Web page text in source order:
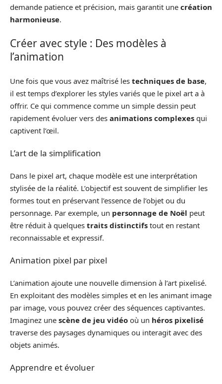
demande patience et précision, mais garantit une création
harmonieuse.
Créer avec style : Des modèles à
l’animation
Une fois que vous avez maîtrisé les techniques de base,
il est temps d’explorer les styles variés que le pixel art a à
offrir. Ce qui commence comme un simple dessin peut
rapidement évoluer vers des animations complexes qui
captivent l’œil.
L’art de la simplification
Dans le pixel art, chaque modèle est une interprétation
stylisée de la réalité. L’objectif est souvent de simplifier les
formes tout en préservant l’essence de l’objet ou du
personnage. Par exemple, un personnage de Noël peut
être réduit à quelques traits distinctifs tout en restant
reconnaissable et expressif.
Animation pixel par pixel
L’animation ajoute une nouvelle dimension à l’art pixelisé.
En exploitant des modèles simples et en les animant image
par image, vous pouvez créer des séquences captivantes.
Imaginez une scène de jeu vidéo où un héros pixelisé
traverse des paysages dynamiques ou interagit avec des
objets animés.
Apprendre et évoluer